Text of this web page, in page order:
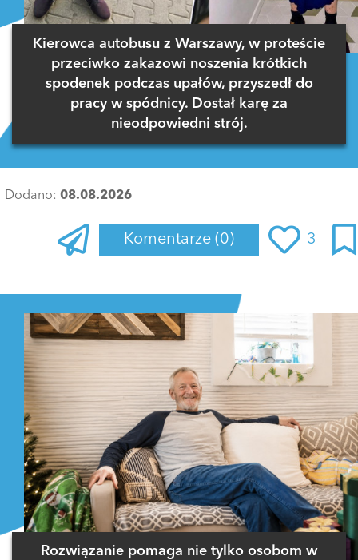
Kierowca autobusu z Warszawy, w proteście
przeciwko zakazowi noszenia krótkich
spodenek podczas upałów, przyszedł do
pracy w spódnicy. Dostał karę za
nieodpowiedni strój.
Dodano: 08.08.2026
Komentarze (0) 3
Rozwiązanie pomaga nie tylko osobom w